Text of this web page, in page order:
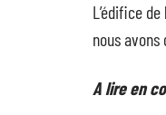
L’édifice
nous
A lire en